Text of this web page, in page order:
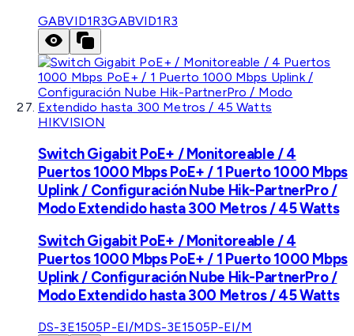
GABVID1R3GABVID1R3
HIKVISION
Switch Gigabit PoE+ / Monitoreable / 4
Puertos 1000 Mbps PoE+ / 1 Puerto 1000 Mbps
Uplink / Configuración Nube Hik-PartnerPro /
Modo Extendido hasta 300 Metros / 45 Watts
Switch Gigabit PoE+ / Monitoreable / 4
Puertos 1000 Mbps PoE+ / 1 Puerto 1000 Mbps
Uplink / Configuración Nube Hik-PartnerPro /
Modo Extendido hasta 300 Metros / 45 Watts
DS-3E1505P-EI/MDS-3E1505P-EI/M